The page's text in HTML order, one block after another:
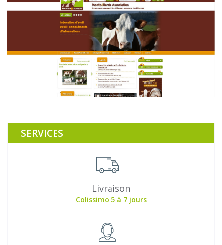
SERVICES
Livraison
Colissimo 5 à 7 jours